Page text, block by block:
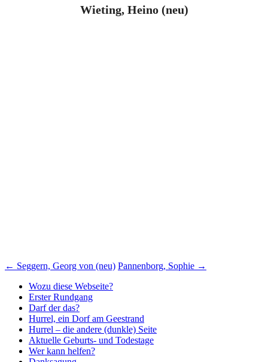
Wieting, Heino (neu)
Beitragsnavigation
← Seggern, Georg von (neu) Pannenborg, Sophie →
Wozu diese Webseite?
Erster Rundgang
Darf der das?
Hurrel, ein Dorf am Geestrand
Hurrel – die andere (dunkle) Seite
Aktuelle Geburts- und Todestage
Wer kann helfen?